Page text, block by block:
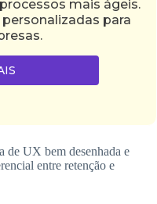
mais ágeis.
para
de UX bem desenhada e
entre retenção e